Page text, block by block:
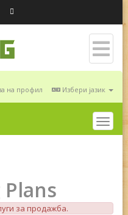
Избери јазик
на профил
за продажба.